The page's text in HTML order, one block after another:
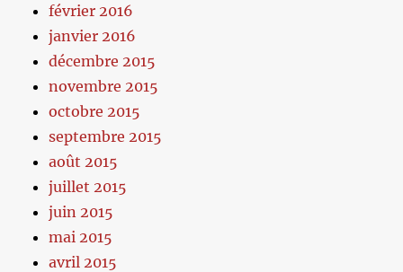
février 2016
janvier 2016
décembre 2015
novembre 2015
octobre 2015
septembre 2015
août 2015
juillet 2015
juin 2015
mai 2015
avril 2015